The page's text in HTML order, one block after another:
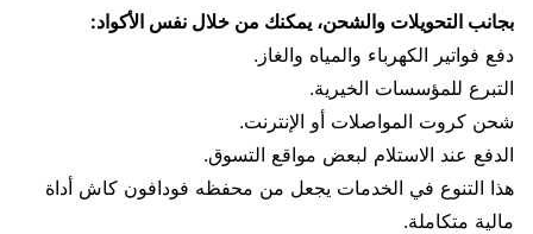
بجانب التحويلات والشحن، يمكنك من خلال نفس الأكواد:
دفع فواتير الكهرباء والمياه والغاز.
التبرع للمؤسسات الخيرية.
شحن كروت المواصلات أو الإنترنت.
الدفع عند الاستلام لبعض مواقع التسوق.
هذا التنوع في الخدمات يجعل من محفظه فودافون كاش أداة
مالية متكاملة.